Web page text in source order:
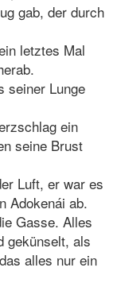
gab, der durch
letztes Mal
seiner Lunge
ein
seine Brust
Luft, er war es
Adokenái ab.
Gasse. Alles
gekünselt, als
alles nur ein